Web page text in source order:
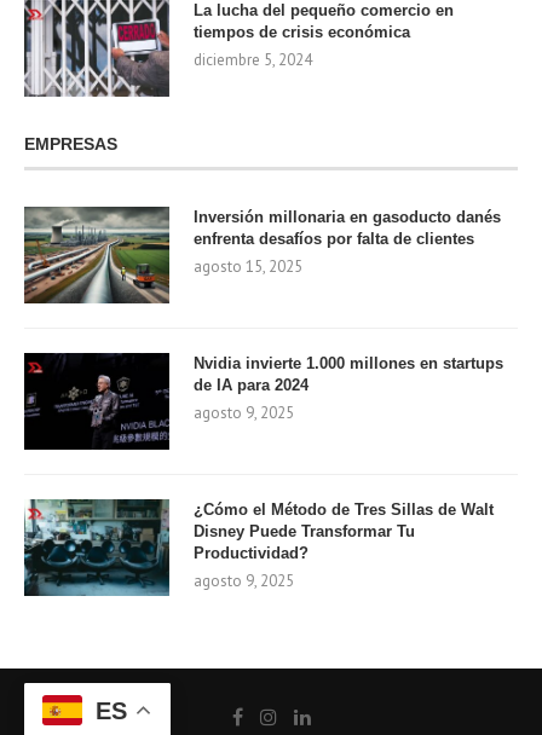
La lucha del pequeño comercio en
tiempos de crisis económica
diciembre 5, 2024
EMPRESAS
Inversión millonaria en gasoducto danés
enfrenta desafíos por falta de clientes
agosto 15, 2025
Nvidia invierte 1.000 millones en startups
de IA para 2024
agosto 9, 2025
¿Cómo el Método de Tres Sillas de Walt
Disney Puede Transformar Tu
Productividad?
agosto 9, 2025
ES